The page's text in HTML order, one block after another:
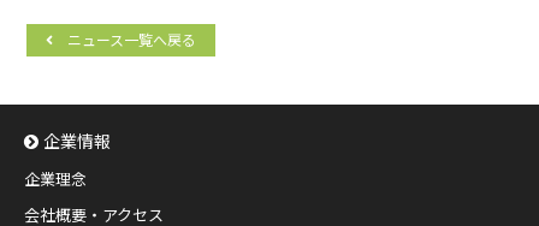
ニュース一覧へ戻る
企業情報
企業理念
会社概要・アクセス